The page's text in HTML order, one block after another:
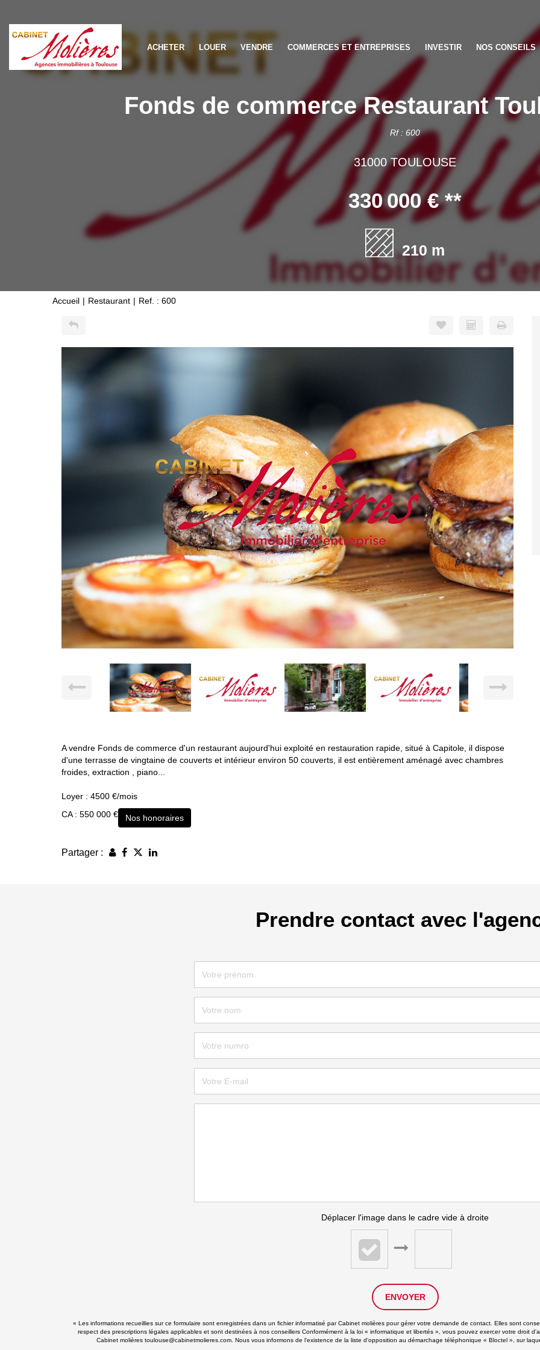
ACHETER LOUER VENDRE COMMERCES ET ENTREPRISES INVESTIR NOS CONSEILS
Fonds de commerce Restaurant
Rf : 600
31000 TOULOUSE
330 000 € **
210 m
Accueil Restaurant Ref. : 600
A vendre Fonds de commerce d'un restaurant aujourd'hui exploité en restauration rapide, situé à Capitole, il dispose
d'une terrasse de vingtaine de couverts et intérieur environ 50 couverts, il est entièrement aménagé avec chambres
froides, extraction , piano...
Loyer : 4500 €/mois
CA : 550 000 €
Nos honoraires
Partager :
Prendre contact avec
Déplacer l'image dans le cadre vide à droite
ENVOYER
« Les informations recueillies sur ce formulaire sont enregistrées dans un fichier informatisé par Cabinet molières pour gérer votre demande de contact. Elles sont
respect des prescriptions légales applicables et sont destinées à nos conseillers Conformément à la loi « informatique et libertés », vous pouvez exercer votre droit
Cabinet molières toulouse@cabinetmolieres.com. Nous vous informons de l'existence de la liste d'opposition au démarchage téléphonique « Bloctel », sur